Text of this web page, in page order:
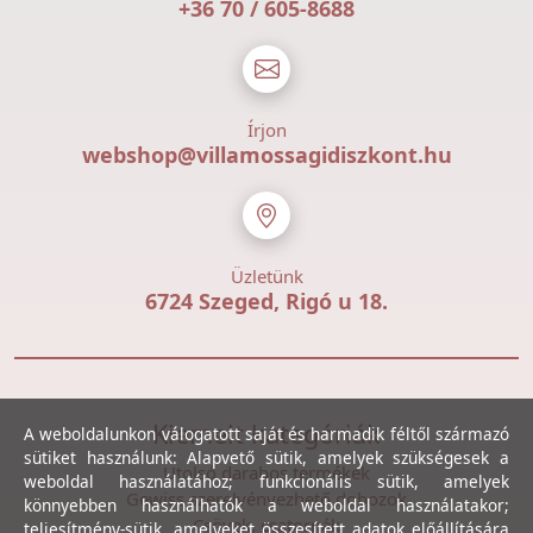
+36 70 / 605-8688
Írjon
webshop@villamossagidiszkont.hu
Üzletünk
6724 Szeged, Rigó u 18.
Kiemelt kategóriák
Utolsó darabos termékek
Gewiss szerelvényezhető dobozok
Csövek, csatornák
A weboldalunkon válogatott saját és harmadik féltől származó
sütiket használunk: Alapvető sütik, amelyek szükségesek a
weboldal használatához; funkcionális sütik, amelyek
könnyebben használhatók a weboldal használatakor;